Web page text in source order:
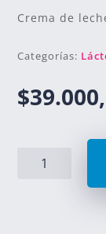
Crema de
Categorías:
$